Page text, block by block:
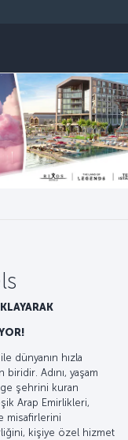
dünyanın hızla
Adını, yaşam
şehrini kuran
Arap Emirlikleri,
misafirlerini
kişiye özel hizmet